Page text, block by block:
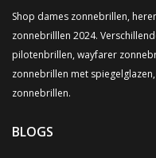
Shop dames zonnebrillen,
zonnebrilllen 2024.
pilotenbrillen, wayfarer
zonnebrillen met
zonnebrillen.
BLOGS